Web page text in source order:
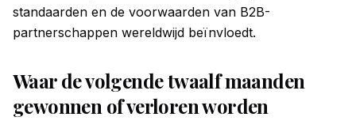
standaarden en de voorwaarden van B2B-
partnerschappen wereldwijd beïnvloedt.
Waar de volgende twaalf maanden
gewonnen of verloren worden